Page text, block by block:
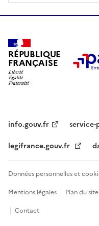
RÉPUBLIQUE
FRANÇAISE
info.gouv.fr
legifrance.gouv.fr
Données personnelles et
Mentions légales
Plan du site
Contact